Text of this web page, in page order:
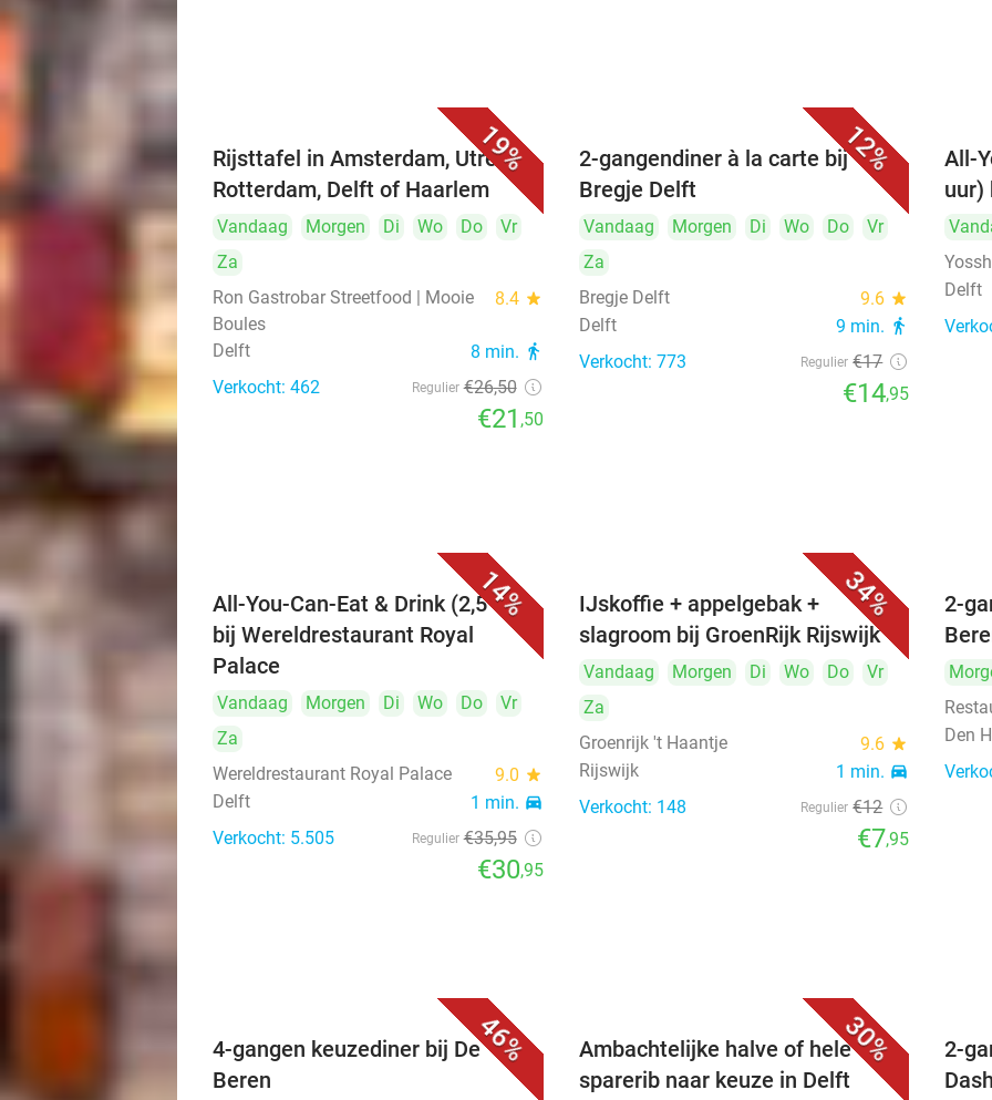
19%
Rijsttafel in Amsterdam, Utrecht,
Rotterdam, Delft of Haarlem
Vandaag Morgen Di Wo Do
Vr
Za
Ron Gastrobar Streetfood | Mooie
Boules
8.4 star
Delft 8 min. directions_walk
Verkocht: 462 Regulier €26,50
€21 ,50
12%
2-gangendiner à la carte bij
Bregje Delft
Vandaag Morgen Di Wo Do
Vr
Za
Bregje Delft
9.6 star
Delft 9 min. directions_walk
Verkocht: 773 Regulier €17
€14,95
All-
uur)
Delft
14%
All-You-Can-Eat & Drink (2,5 uur)
bij Wereldrestaurant Royal
Palace
Vandaag Morgen Di Wo Do
Vr
Za
Wereldrestaurant Royal Palace
9.0 star
Delft 1 min. directions_car
Verkocht: 5.505 Regulier €35,95
€30,95
34%
IJskoffie + appelgebak +
slagroom bij GroenRijk Rijswijk
Vandaag Morgen Di Wo Do
Vr
Za
Groenrijk 't Haantje
9.6 star
Rijswijk 1 min. directions_car
Verkocht: 148 Regulier €12
€7,95
2-
Den
46%
4-gangen keuzediner bij De
Beren
30%
Ambachtelijke halve of hele
sparerib naar keuze in Delft
2-